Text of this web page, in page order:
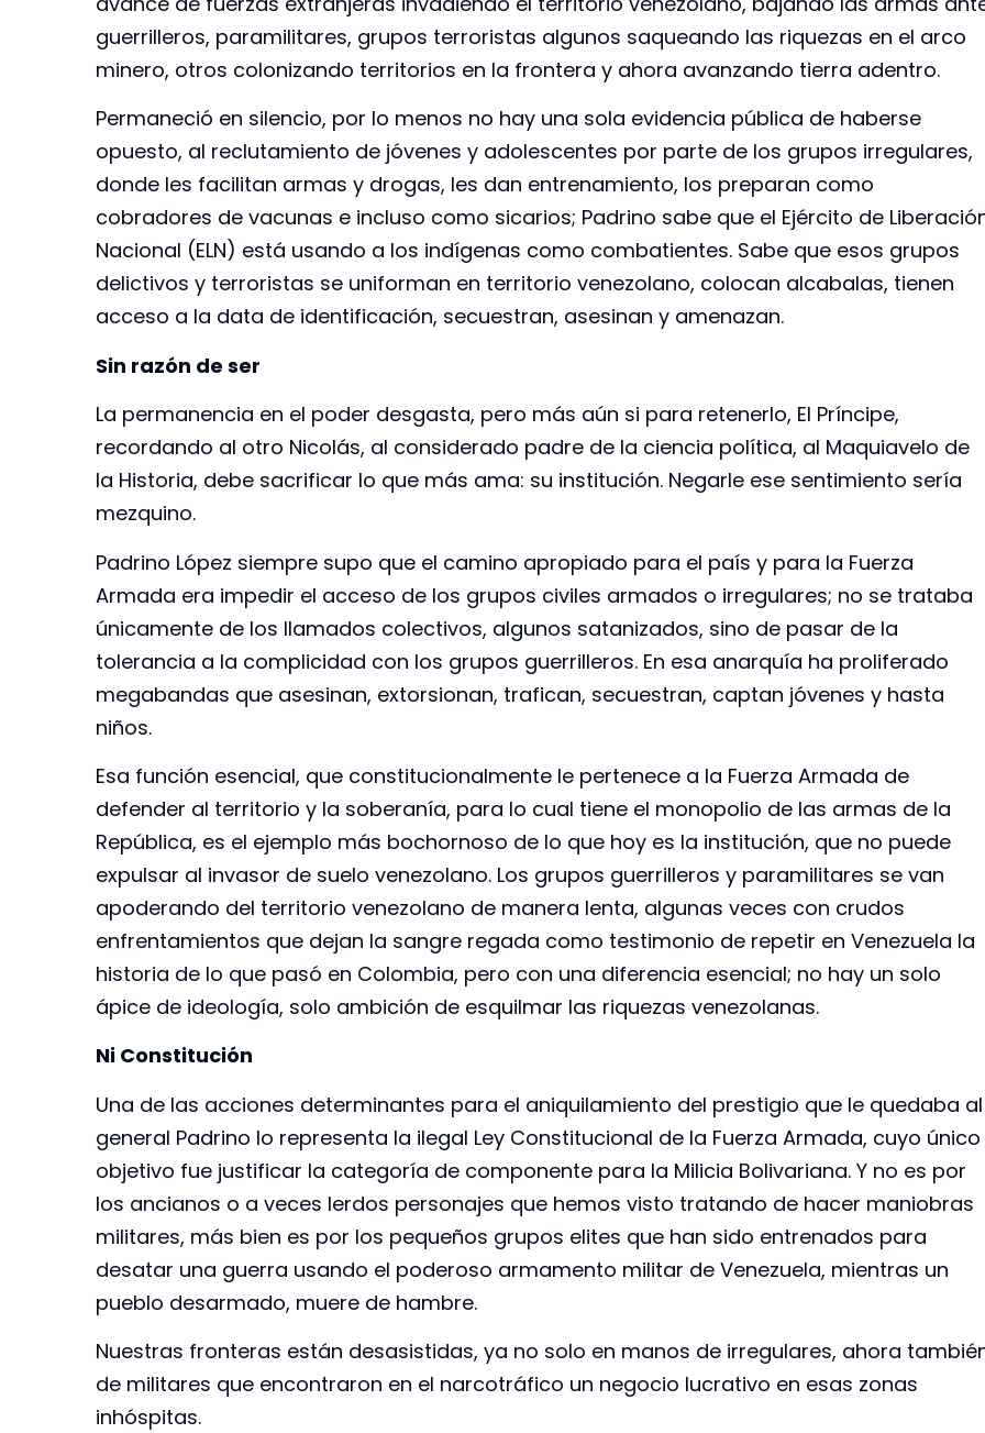
guerrilleros, paramilitares, grupos terroristas algunos saqueando las riquezas en el arco
minero, otros colonizando territorios en la frontera y ahora avanzando tierra adentro.
Permaneció en silencio, por lo menos no hay una sola evidencia pública de haberse
opuesto, al reclutamiento de jóvenes y adolescentes por parte de los grupos irregulares,
donde les facilitan armas y drogas, les dan entrenamiento, los preparan como
cobradores de vacunas e incluso como sicarios; Padrino sabe que el Ejército de
Nacional (ELN) está usando a los indígenas como combatientes. Sabe que esos grupos
delictivos y terroristas se uniforman en territorio venezolano, colocan alcabalas, tienen
acceso a la data de identificación, secuestran, asesinan y amenazan.
Sin razón de ser
La permanencia en el poder desgasta, pero más aún si para retenerlo, El Príncipe,
recordando al otro Nicolás, al considerado padre de la ciencia política, al Maquiavelo de
la Historia, debe sacrificar lo que más ama: su institución. Negarle ese sentimiento sería
mezquino.
Padrino López siempre supo que el camino apropiado para el país y para la Fuerza
Armada era impedir el acceso de los grupos civiles armados o irregulares; no se trataba
únicamente de los llamados colectivos, algunos satanizados, sino de pasar de la
tolerancia a la complicidad con los grupos guerrilleros. En esa anarquía ha proliferado
megabandas que asesinan, extorsionan, trafican, secuestran, captan jóvenes y hasta
niños.
Esa función esencial, que constitucionalmente le pertenece a la Fuerza Armada de
defender al territorio y la soberanía, para lo cual tiene el monopolio de las armas de la
República, es el ejemplo más bochornoso de lo que hoy es la institución, que no puede
expulsar al invasor de suelo venezolano. Los grupos guerrilleros y paramilitares se van
apoderando del territorio venezolano de manera lenta, algunas veces con crudos
enfrentamientos que dejan la sangre regada como testimonio de repetir en Venezuela la
historia de lo que pasó en Colombia, pero con una diferencia esencial; no hay un solo
ápice de ideología, solo ambición de esquilmar las riquezas venezolanas.
Ni Constitución
Una de las acciones determinantes para el aniquilamiento del prestigio que le quedaba al
general Padrino lo representa la ilegal Ley Constitucional de la Fuerza Armada, cuyo único
objetivo fue justificar la categoría de componente para la Milicia Bolivariana. Y no es por
los ancianos o a veces lerdos personajes que hemos visto tratando de hacer maniobras
militares, más bien es por los pequeños grupos elites que han sido entrenados para
desatar una guerra usando el poderoso armamento militar de Venezuela, mientras un
pueblo desarmado, muere de hambre.
Nuestras fronteras están desasistidas, ya no solo en manos de irregulares, ahora
de militares que encontraron en el narcotráfico un negocio lucrativo en esas zonas
inhóspitas.